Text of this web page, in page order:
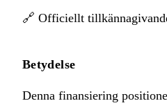
🔗 Officiellt
Betydelse
Denna finansiering